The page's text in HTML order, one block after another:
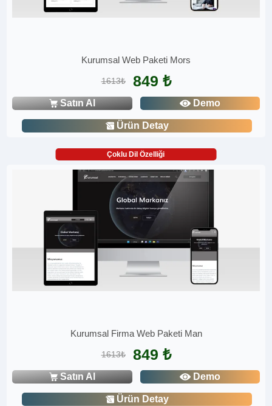
Kurumsal Web Paketi Mors
1613₺ 849 ₺
Satın Al Demo
Ürün Detay
Çoklu Dil Özelliği
Kurumsal Firma Web Paketi Man
1613₺ 849 ₺
Satın Al Demo
Ürün Detay